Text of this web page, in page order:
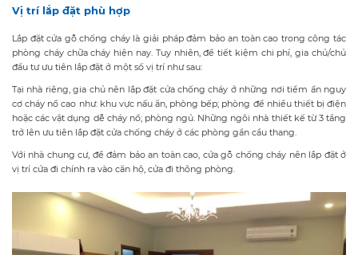
Vị trí lắp đặt phù hợp
Lắp đặt cửa gỗ chống cháy là giải pháp đảm bảo an toàn cao trong công tác
phòng cháy chữa cháy hiện nay. Tuy nhiên, để tiết kiệm chi phí, gia chủ/chủ
đầu tư ưu tiên lắp đặt ở một số vị trí như sau:
Tại nhà riêng, gia chủ nên lắp đặt cửa chống cháy ở những nơi tiềm ẩn nguy
cơ cháy nổ cao như: khu vực nấu ăn, phòng bếp; phòng để nhiều thiết bị điện
hoặc các vật dụng dễ cháy nổ; phòng ngủ. Những ngôi nhà thiết kế từ 3 tầng
trở lên ưu tiên lắp đặt cửa chống cháy ở các phòng gần cầu thang.
Với nhà chung cư, để đảm bảo an toàn cao, cửa gỗ chống cháy nên lắp đặt ở
vị trí cửa đi chính ra vào căn hộ, cửa đi thông phòng.